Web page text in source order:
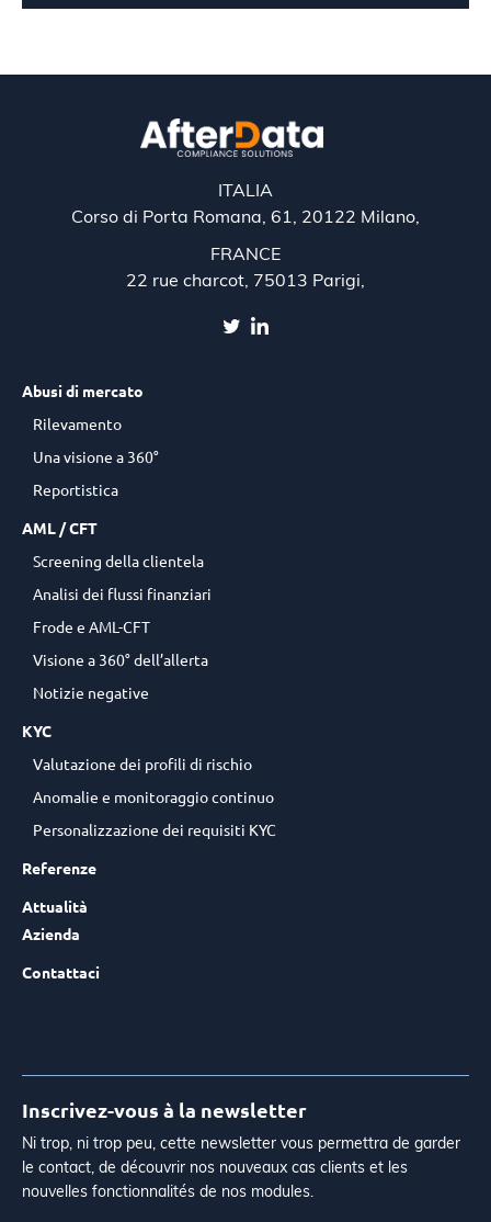
ITALIA
Corso di Porta Romana, 61, 20122 Milano,
FRANCE
22 rue charcot, 75013 Parigi,
Abusi di mercato
Rilevamento
Una visione a 360°
Reportistica
AML / CFT
Screening della clientela
Analisi dei flussi finanziari
Frode e AML-CFT
Visione a 360° dell’allerta
Notizie negative
KYC
Valutazione dei profili di rischio
Anomalie e monitoraggio continuo
Personalizzazione dei requisiti KYC
Referenze
Attualità
Azienda
Contattaci
Inscrivez-vous à la newsletter
Ni trop, ni trop peu, cette newsletter vous permettra de garder
le contact, de découvrir nos nouveaux cas clients et les
nouvelles fonctionnalités de nos modules.